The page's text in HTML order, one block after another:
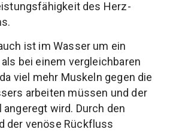
des Herz-
ist im Wasser um ein
bei einem vergleichbaren
viel mehr Muskeln gegen die
arbeiten müssen und der
wird. Durch den
der venöse Rückfluss